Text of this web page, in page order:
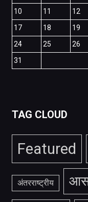
10
11 12
17
18 19
24
25 26
31
TAG CLOUD
Featured
अंतरराष्ट्रीय